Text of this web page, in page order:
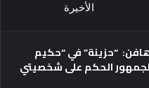
الأخيرة
هافن: “حزينة” في “حكيم
الحكم على شخصيتي